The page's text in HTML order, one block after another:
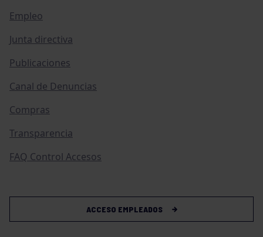
Empleo
Junta directiva
Publicaciones
Canal de Denuncias
Compras
Transparencia
FAQ Control Accesos
ACCESO EMPLEADOS